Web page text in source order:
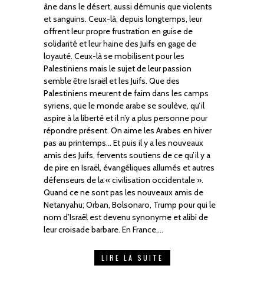
âne dans le désert, aussi démunis que violents
et sanguins. Ceux-là, depuis longtemps, leur
offrent leur propre frustration en guise de
solidarité et leur haine des Juifs en gage de
loyauté. Ceux-là se mobilisent pour les
Palestiniens mais le sujet de leur passion
semble être Israël et les Juifs. Que des
Palestiniens meurent de faim dans les camps
syriens, que le monde arabe se soulève, qu’il
aspire à la liberté et il n’y a plus personne pour
répondre présent. On aime les Arabes en hiver
pas au printemps… Et puis il y a les nouveaux
amis des Juifs, fervents soutiens de ce qu’il y a
de pire en Israël, évangéliques allumés et autres
défenseurs de la « civilisation occidentale ».
Quand ce ne sont pas les nouveaux amis de
Netanyahu; Orban, Bolsonaro, Trump pour qui le
nom d’Israël est devenu synonyme et alibi de
leur croisade barbare. En France,…
LIRE LA SUITE